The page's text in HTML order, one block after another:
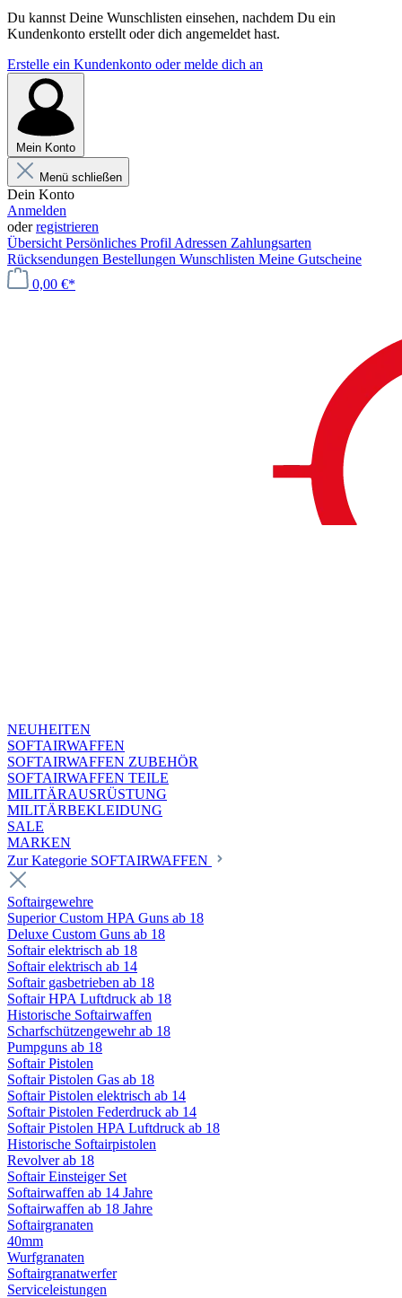
Du kannst Deine Wunschlisten einsehen, nachdem Du ein
Kundenkonto erstellt oder dich angemeldet hast.
Erstelle ein Kundenkonto oder melde dich an
Mein Konto
Menü schließen
Dein Konto
Anmelden
oderregistrieren
Übersicht Persönliches Profil Adressen Zahlungsarten
Rücksendungen Bestellungen Wunschlisten Meine Gutscheine
0,00 €*
NEUHEITEN
SOFTAIRWAFFEN
SOFTAIRWAFFEN ZUBEHÖR
SOFTAIRWAFFEN TEILE
MILITÄRAUSRÜSTUNG
MILITÄRBEKLEIDUNG
SALE
MARKEN
Zur Kategorie SOFTAIRWAFFEN
Softairgewehre
Superior Custom HPA Guns ab 18
Deluxe Custom Guns ab 18
Softair elektrisch ab 18
Softair elektrisch ab 14
Softair gasbetrieben ab 18
Softair HPA Luftdruck ab 18
Historische Softairwaffen
Scharfschützengewehr ab 18
Pumpguns ab 18
Softair Pistolen
Softair Pistolen Gas ab 18
Softair Pistolen elektrisch ab 14
Softair Pistolen Federdruck ab 14
Softair Pistolen HPA Luftdruck ab 18
Historische Softairpistolen
Revolver ab 18
Softair Einsteiger Set
Softairwaffen ab 14 Jahre
Softairwaffen ab 18 Jahre
Softairgranaten
40mm
Wurfgranaten
Softairgranatwerfer
Serviceleistungen